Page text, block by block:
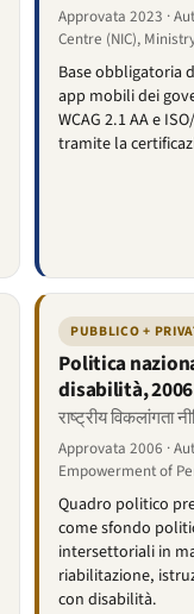
Approvata 2023 ·
Centre (NIC),
Base obbligatoria
app mobili dei
WCAG 2.1 AA e
tramite la
PUBBLICO +
Politica
disabilità, 2006
राष्ट्रीय विकलांगता
Approvata 2006 ·
Empowerment of
Quadro politico
come sfondo
intersettoriali in
riabilitazione,
con disabilità.